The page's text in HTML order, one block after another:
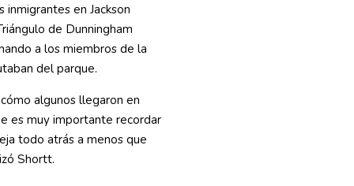
en Jackson
de Dunningham
a los miembros de la
del parque.
algunos llegaron en
es muy importante recordar
todo atrás a menos que
Shortt.